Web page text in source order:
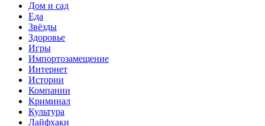
Дом и сад
Еда
Звёзды
Здоровье
Игры
Импортозамещение
Интернет
Истории
Компании
Криминал
Культура
Лайфхаки